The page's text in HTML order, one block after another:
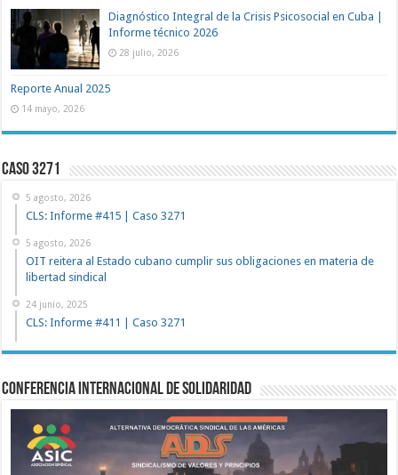
Diagnóstico Integral de la Crisis Psicosocial en Cuba |
Informe técnico 2026
28 julio, 2026
Reporte Anual 2025
14 mayo, 2026
Caso 3271
5 agosto, 2026
CLS: Informe #415 | Caso 3271
5 agosto, 2026
OIT reitera al Estado cubano cumplir sus obligaciones en materia de
libertad sindical
24 junio, 2025
CLS: Informe #411 | Caso 3271
Conferencia Internacional de Solidaridad